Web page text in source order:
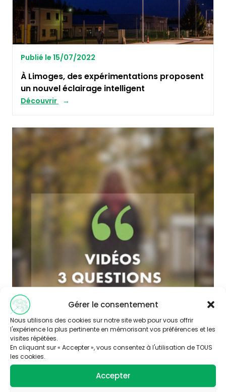
Gérer le consentement
Nous utilisons des cookies sur notre site web pour vous offrir
l'expérience la plus pertinente en mémorisant vos préférences et les
visites répétées.
En cliquant sur « Accepter », vous consentez à l'utilisation de TOUS
les cookies.
Accepter
Publié le 15/07/2022
À Limoges, des expérimentations proposent
un nouvel éclairage intelligent
Découvrir